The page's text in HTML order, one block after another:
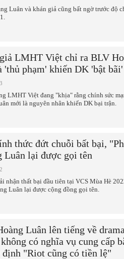
Luân và khán giả cũng bất ngờ trước độ
LMHT Việt chỉ ra BLV
'thủ phạm' khiến DK 'bật bãi'
LMHT Việt đang "khịa" rằng chính sức
mới là nguyên nhân khiến DK bại trận.
thức đứt chuỗi bất bại,
Luân lại được gọi tên
nhận thất bại đầu tiên tại VCS Mùa Hè
Luân lại được cộng đồng gọi tên.
Luân lên tiếng về
có nghĩa vụ cung cấp
định "Riot cũng có tiền lệ"